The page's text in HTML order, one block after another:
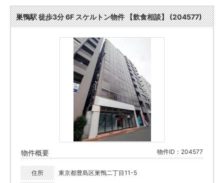
巣鴨駅 徒歩3分 6F スケルトン物件 【飲食相談】 (204577)
物件概要 物件ID：204577
住所 東京都豊島区巣鴨二丁目11-5